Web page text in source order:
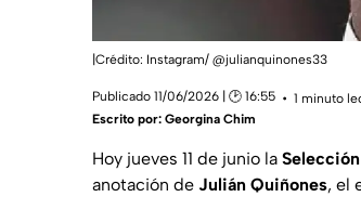
|Crédito: Instagram/ @julianquinones33
Publicado 11/06/2026 | 🕑 16:55
1 minuto
Escrito por: Georgina Chim
Hoy jueves 11 de junio la
anotación de Julián Quiñones, el